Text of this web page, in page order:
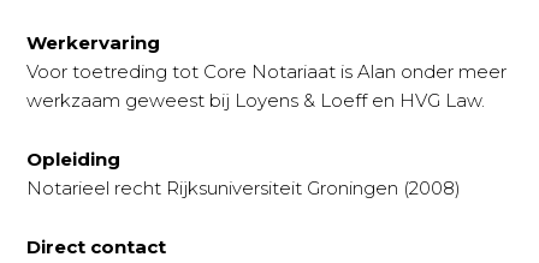
Werkervaring
Voor toetreding tot Core Notariaat is Alan onder meer
werkzaam geweest bij Loyens & Loeff en HVG Law.
Opleiding
Notarieel recht Rijksuniversiteit Groningen (2008)
Direct contact